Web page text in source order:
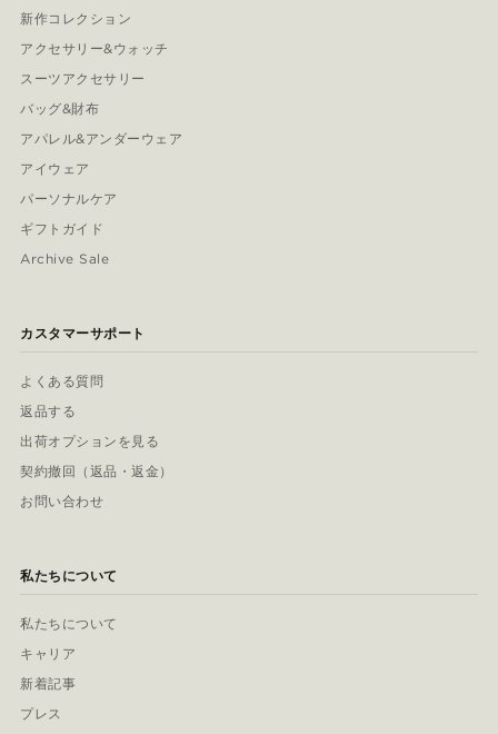
新作コレクション
アクセサリー&ウォッチ
スーツアクセサリー
バッグ&財布
アパレル&アンダーウェア
アイウェア
パーソナルケア
ギフトガイド
Archive Sale
カスタマーサポート
よくある質問
返品する
出荷オプションを見る
契約撤回（返品・返金）
お問い合わせ
私たちについて
私たちについて
キャリア
新着記事
プレス